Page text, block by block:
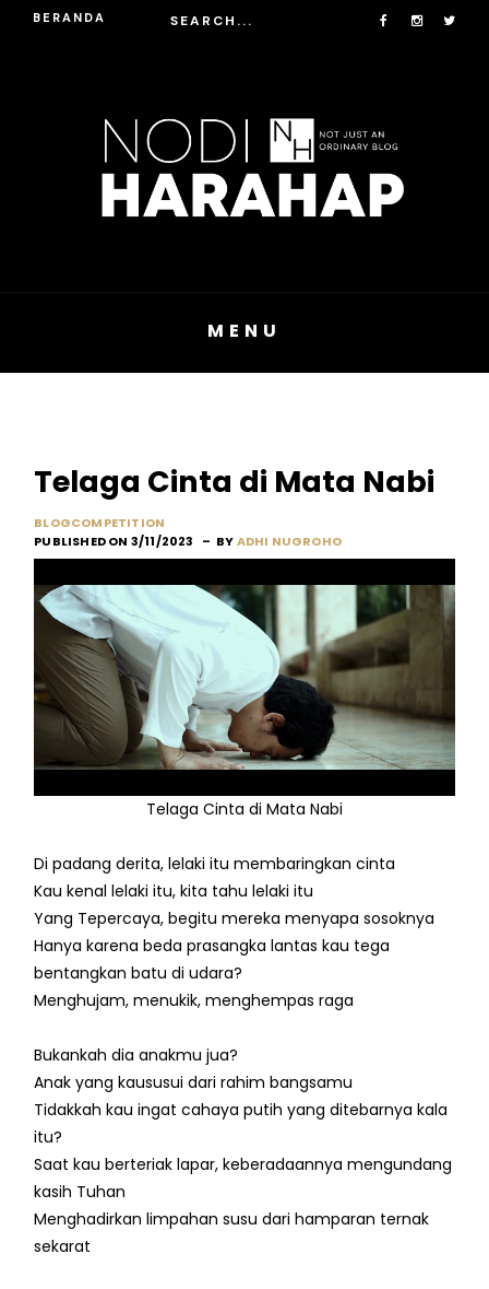
BERANDA
MENU
Telaga Cinta di Mata Nabi
BLOGCOMPETITION
PUBLISHED ON 3/11/2023
BYADHI NUGROHO
Telaga Cinta di Mata Nabi
Di padang derita, lelaki itu membaringkan cinta
Kau kenal lelaki itu, kita tahu lelaki itu
Yang Tepercaya, begitu mereka menyapa sosoknya
Hanya karena beda prasangka lantas kau tega
bentangkan batu di udara?
Menghujam, menukik, menghempas raga
Bukankah dia anakmu jua?
Anak yang kaususui dari rahim bangsamu
Tidakkah kau ingat cahaya putih yang ditebarnya kala
itu?
Saat kau berteriak lapar, keberadaannya mengundang
kasih Tuhan
Menghadirkan limpahan susu dari hamparan ternak
sekarat